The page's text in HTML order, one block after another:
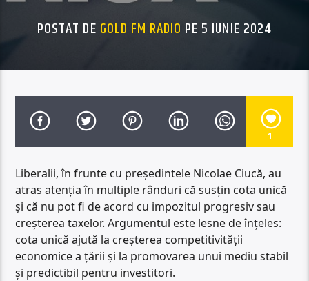
POSTAT DE GOLD FM RADIO PE 5 IUNIE 2024
1
Liberalii, în frunte cu președintele Nicolae Ciucă, au
atras atenția în multiple rânduri că susțin cota unică
și că nu pot fi de acord cu impozitul progresiv sau
creșterea taxelor. Argumentul este lesne de înțeles:
cota unică ajută la creșterea competitivității
economice a țării și la promovarea unui mediu stabil
și predictibil pentru investitori.